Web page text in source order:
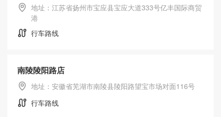
地址：江苏省扬州市宝应县宝应大道333号亿丰国际商贸
港
行车路线
南陵陵阳路店
地址：安徽省芜湖市南陵县陵阳路望宝市场对面116号
行车路线